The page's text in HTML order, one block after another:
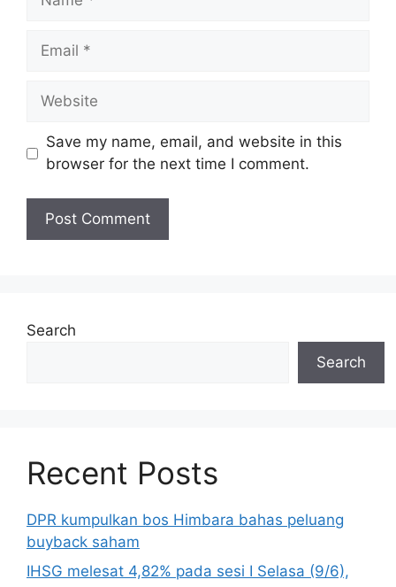
Email
Website
Save my name, email, and website in this
browser for the next time I comment.
Search
Search
Recent Posts
DPR kumpulkan bos Himbara bahas peluang
buyback saham
IHSG melesat 4,82% pada sesi I Selasa (9/6),